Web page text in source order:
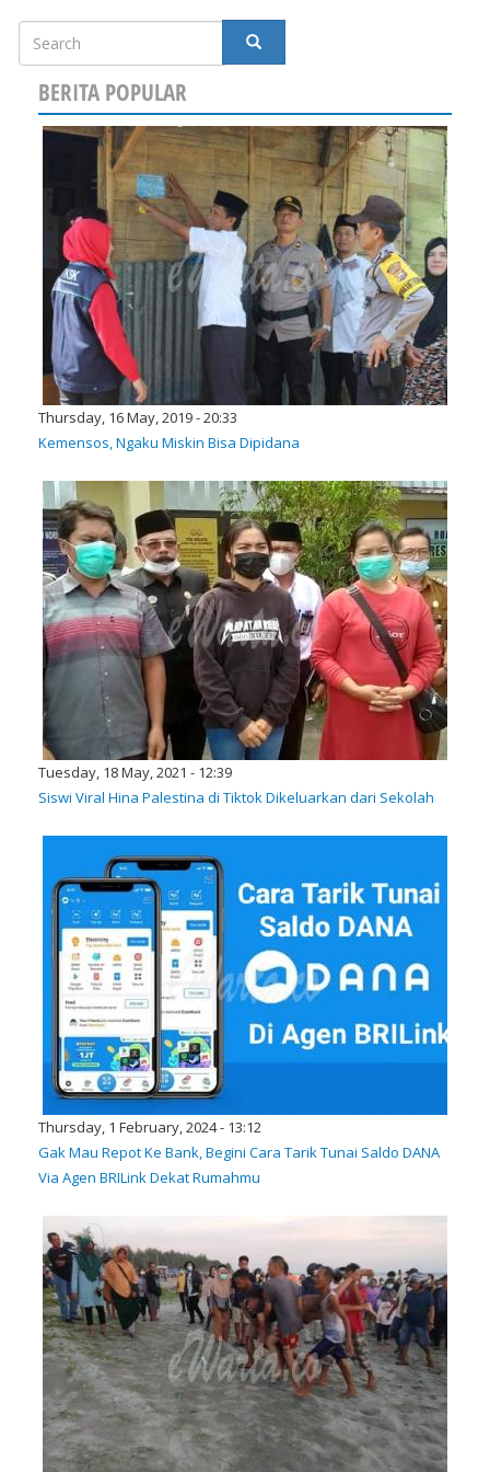
Search
SEARCH
BERITA POPULAR
Thursday, 16 May, 2019 - 20:33
Kemensos, Ngaku Miskin Bisa Dipidana
Tuesday, 18 May, 2021 - 12:39
Siswi Viral Hina Palestina di Tiktok Dikeluarkan dari Sekolah
Thursday, 1 February, 2024 - 13:12
Gak Mau Repot Ke Bank, Begini Cara Tarik Tunai Saldo DANA
Via Agen BRILink Dekat Rumahmu